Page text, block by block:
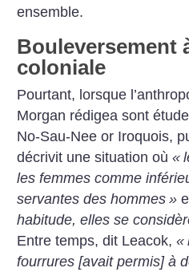
ensemble.
Bouleversement
coloniale
Pourtant, lorsque
Morgan rédigea sont
No-Sau-Nee or Iroquois,
décrivit une situation où«
les femmes comme
servantes des hommes »
habitude, elles se
Entre temps, dit Leacok,«
fourrures [avait permis] à